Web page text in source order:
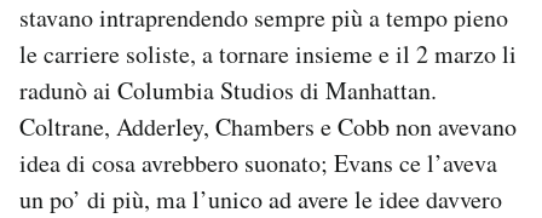
stavano intraprendendo sempre più a tempo pieno
le carriere soliste, a tornare insieme e il 2 marzo li
radunò ai Columbia Studios di Manhattan.
Coltrane, Adderley, Chambers e Cobb non avevano
idea di cosa avrebbero suonato; Evans ce l’aveva
un po’ di più, ma l’unico ad avere le idee davvero